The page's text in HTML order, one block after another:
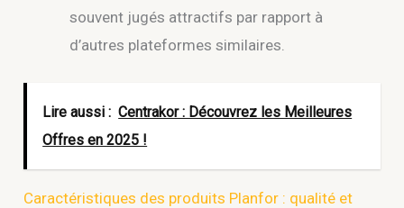
souvent jugés attractifs par rapport à
d’autres plateformes similaires.
Lire aussi : Centrakor : Découvrez les Meilleures
Offres en 2025 !
Caractéristiques des produits Planfor : qualité et